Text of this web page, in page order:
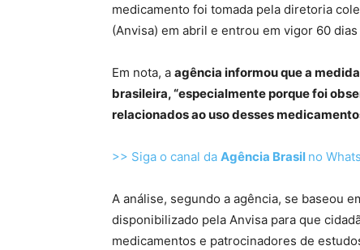
medicamento foi tomada pela diretoria
(Anvisa) em abril e entrou em vigor 60 dias
Em nota, a agência informou que a
brasileira, “especialmente porque foi
relacionados ao uso desses
>> Siga o canal da Agência Brasil no
A análise, segundo a agência, se baseou
disponibilizado pela Anvisa para que
medicamentos e patrocinadores de